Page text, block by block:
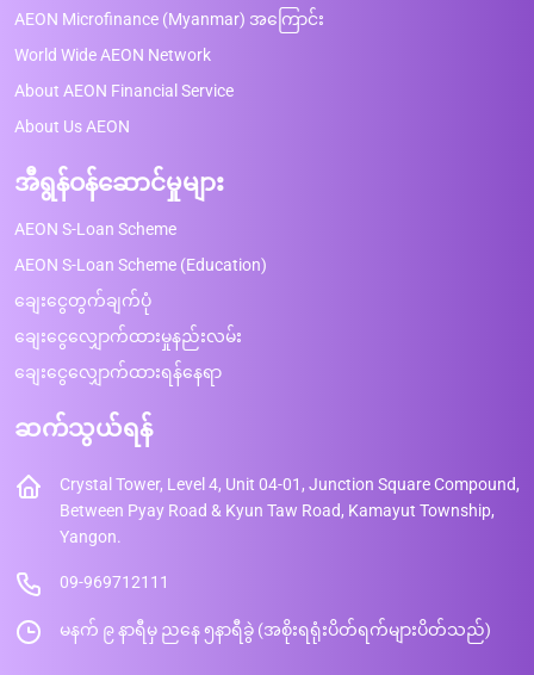
AEON Microfinance (Myanmar) အကြောင်း
World Wide AEON Network
About AEON Financial Service
About Us AEON
အီရွန်ဝန်ဆောင်မှုများ
AEON S-Loan Scheme
AEON S-Loan Scheme (Education)
ချေးငွေတွက်ချက်ပုံ
ချေးငွေလျှောက်ထားမှုနည်းလမ်း
ချေးငွေလျှောက်ထားရန်နေရာ
ဆက်သွယ်ရန်
Crystal Tower, Level 4, Unit 04-01, Junction Square Compound,
Between Pyay Road & Kyun Taw Road, Kamayut Township,
Yangon.
09-969712111
မနက် ၉ နာရီမှ ညနေ ၅နာရီခွဲ (အစိုးရရုံးပိတ်ရက်များပိတ်သည်)